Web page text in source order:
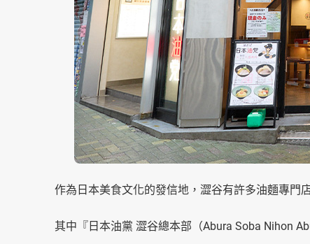
作為日本美食文化的發信地，澀谷有許多油麵專門
其中『日本油黨 澀谷總本部（Abura Soba Nihon